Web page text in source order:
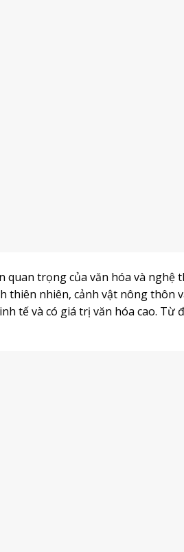
quan trọng của văn hóa và nghệ
nhiên, cảnh vật nông thôn
tế và có giá trị văn hóa cao. Từ